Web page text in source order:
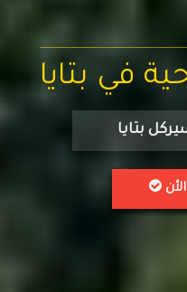
في بتايا
بتايا